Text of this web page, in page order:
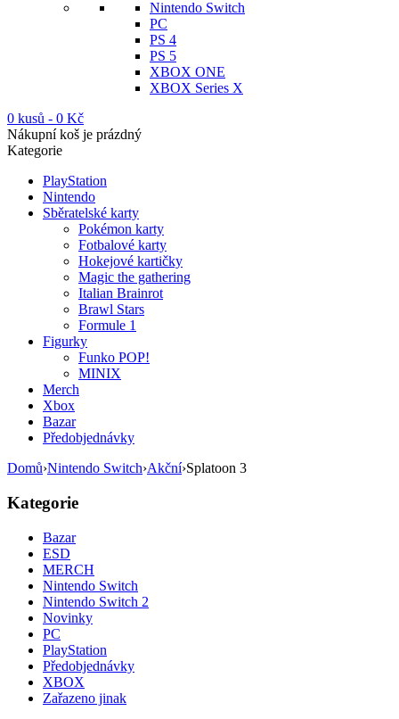
Nintendo Switch
PC
PS 4
PS 5
XBOX ONE
XBOX Series X
0 kusů - 0 Kč
Nákupní koš je prázdný
Kategorie
PlayStation
Nintendo
Sběratelské karty
Pokémon karty
Fotbalové karty
Hokejové kartičky
Magic the gathering
Italian Brainrot
Brawl Stars
Formule 1
Figurky
Funko POP!
MINIX
Merch
Xbox
Bazar
Předobjednávky
Domů›Nintendo Switch›Akční›Splatoon 3
Kategorie
Bazar
ESD
MERCH
Nintendo Switch
Nintendo Switch 2
Novinky
PC
PlayStation
Předobjednávky
XBOX
Zařazeno jinak